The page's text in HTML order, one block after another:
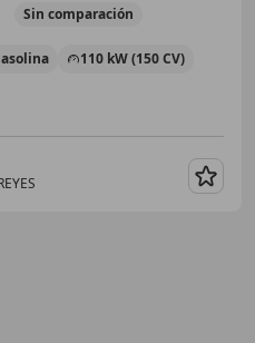
Sin comparación
110 kW (150 CV)